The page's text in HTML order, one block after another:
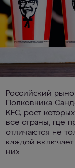
Российский
Полковника
KFC, рост
все страны, где
отличаются не
каждой
них.